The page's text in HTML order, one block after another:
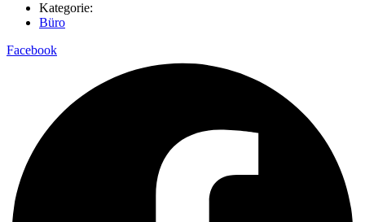
Kategorie:
Büro
Facebook